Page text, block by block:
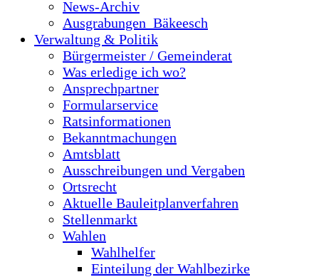
News-Archiv
Ausgrabungen_Bäkeesch
Verwaltung & Politik
Bürgermeister / Gemeinderat
Was erledige ich wo?
Ansprechpartner
Formularservice
Ratsinformationen
Bekanntmachungen
Amtsblatt
Ausschreibungen und Vergaben
Ortsrecht
Aktuelle Bauleitplanverfahren
Stellenmarkt
Wahlen
Wahlhelfer
Einteilung der Wahlbezirke